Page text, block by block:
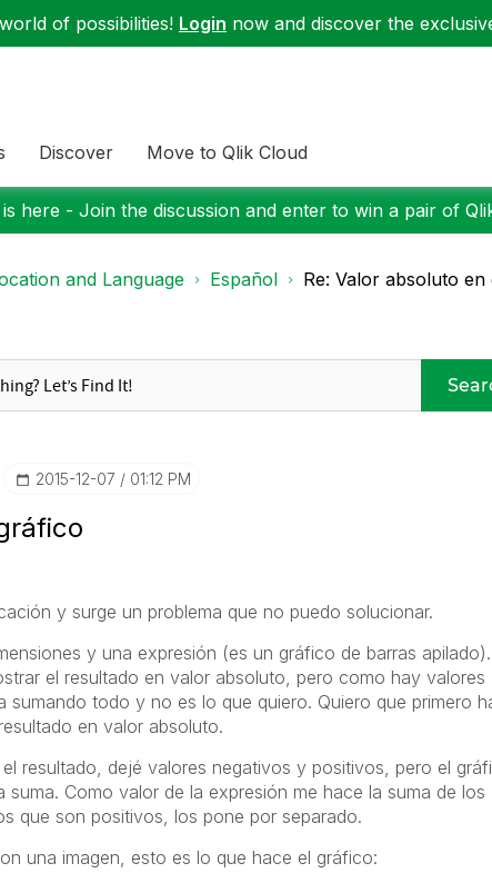
of possibilities! Login now and discover the
Discover Move to Qlik Cloud
here - Join the discussion and enter to win a pair of
and Language Español Re: Valor absoluto en
‎2015-12-07 01:12 PM
y surge un problema que no puedo solucionar.
y una expresión (es un gráfico de barras
el resultado en valor absoluto, pero como hay valores
sumando todo y no es lo que quiero. Quiero que primero
en valor absoluto.
resultado, dejé valores negativos y positivos, pero el
Como valor de la expresión me hace la suma de los
que son positivos, los pone por separado.
una imagen, esto es lo que hace el gráfico: